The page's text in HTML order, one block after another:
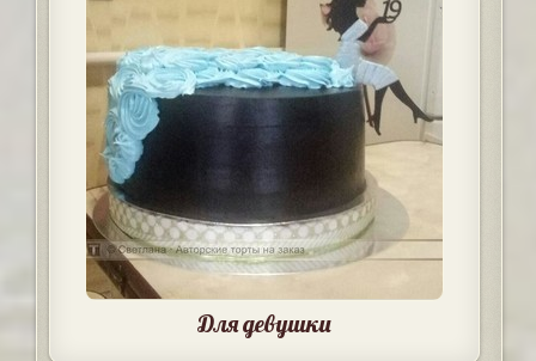
Для девушки